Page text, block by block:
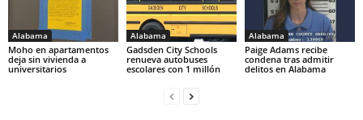
Alabama
Moho en apartamentos
deja sin vivienda a
universitarios
Alabama
Gadsden City Schools
renueva autobuses
escolares con 1 millón
Alabama
Paige Adams recibe
condena tras admitir
delitos en Alabama